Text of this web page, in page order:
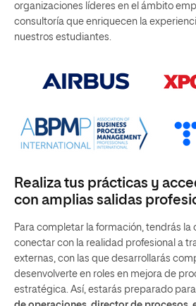
organizaciones líderes en el ámbito
consultoría que enriquecen la
nuestros estudiantes.
Realiza tus prácticas y
con amplias salidas
Para completar la formación, tendrás la
conectar con la realidad profesional a
externas, con las que desarrollarás
desenvolverte en roles en mejora de
estratégica. Así, estarás preparado